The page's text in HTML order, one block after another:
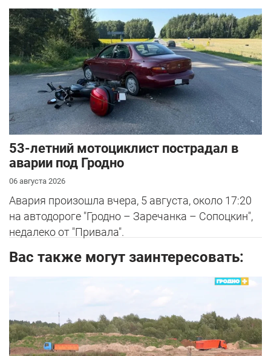
53-летний мотоциклист пострадал в
аварии под Гродно
06 августа 2026
Авария произошла вчера, 5 августа, около 17:20
на автодороге "Гродно – Заречанка – Сопоцкин",
недалеко от "Привала".
Вас также могут заинтересовать: